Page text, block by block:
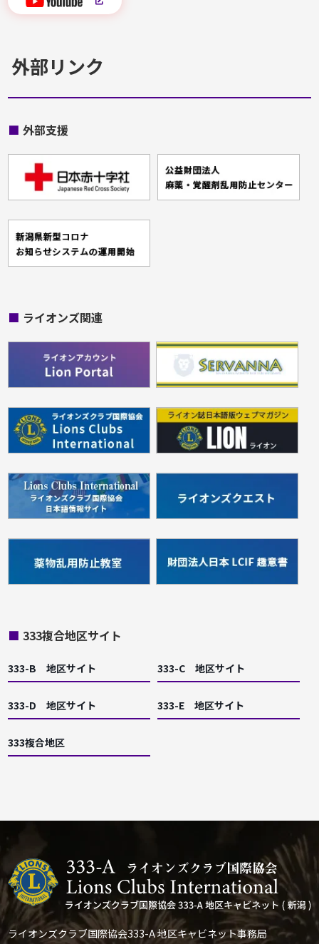
外部リンク
■ 外部支援
■ ライオンズ関連
■ 333複合地区サイト
333-B 地区サイト 333-C 地区サイト
333-D 地区サイト 333-E 地区サイト
333複合地区
ライオンズクラブ国際協会333-A 地区キャビネット事務局